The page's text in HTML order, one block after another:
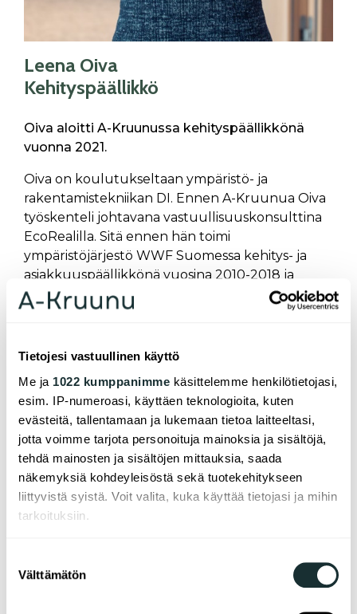
Tietojesi vastuullinen käyttö
Me ja 1022 kumppanimme käsittelemme henkilötietojasi,
esim. IP-numeroasi, käyttäen teknologioita, kuten
evästeitä, tallentamaan ja lukemaan tietoa laitteeltasi,
jotta voimme tarjota personoituja mainoksia ja sisältöjä,
tehdä mainosten ja sisältöjen mittauksia, saada
näkemyksiä kohdeyleisöstä sekä tuotekehitykseen
liittyvistä syistä. Voit valita, kuka käyttää tietojasi ja mihin
tarkoituksiin.
Kerätä tietoja maantieteellisestä sijainnistasi,
valinta
Välttämätön
Leena Oiva
Kehityspäällikkö
Oiva aloitti A-Kruu­nus­sa kehityspäällikkönä
vuo­nna 2021.
Oiva on kou­lu­tuk­sel­taan ympäristö- ja
rakentamistekniikan DI. En­nen A-Kruu­nua Oiva
työskenteli johtavana vastuullisuuskonsulttina
EcoRealilla. Sitä ennen hän toimi
ympäristöjärjestö WWF Suomessa kehitys- ja
asiakkuuspäällikkönä vuosina 2010-2018 ja
Nokialla erilaisissa ympäristö- ja
vastuullisuustehtävissä vuosina 1998-2010.